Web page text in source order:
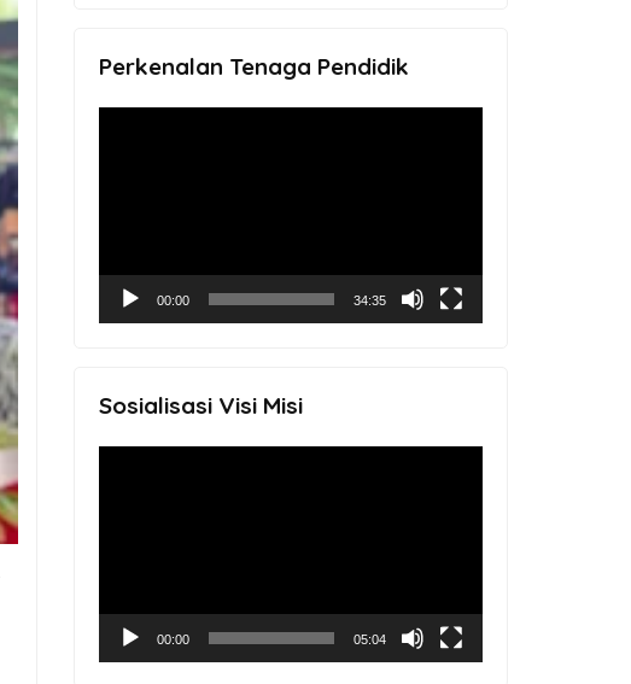
Perkenalan Tenaga Pendidik
00:00 34:35
Sosialisasi Visi Misi
00:00 05:04